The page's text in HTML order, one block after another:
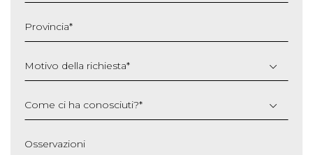
AAAA
Provincia*
Motivo della richiesta*
Come ci ha conosciuti?*
Osservazioni